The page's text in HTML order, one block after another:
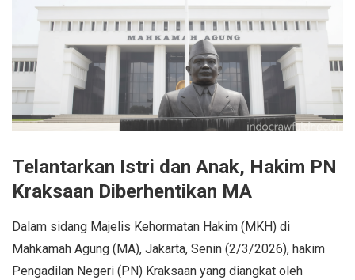
Telantarkan Istri dan Anak, Hakim PN
Kraksaan Diberhentikan MA
Dalam sidang Majelis Kehormatan Hakim (MKH) di
Mahkamah Agung (MA), Jakarta, Senin (2/3/2026), hakim
Pengadilan Negeri (PN) Kraksaan yang diangkat oleh